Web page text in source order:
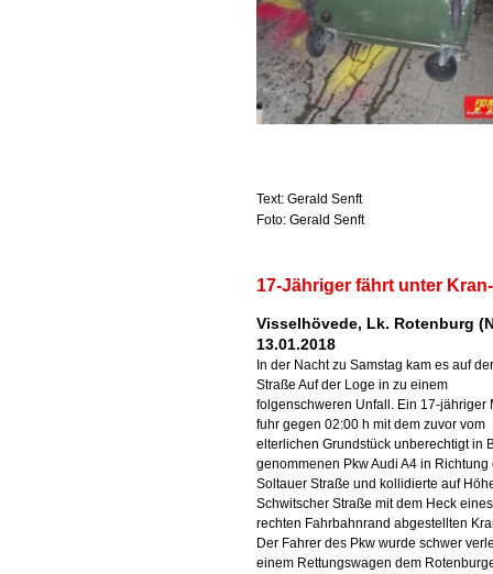
Text: Gerald Senft
Foto: Gerald Senft
17-Jähriger fährt unter
Visselhövede, Lk. Rotenburg
13.01.2018
In der Nacht zu Samstag kam es auf der
Straße Auf der Loge in zu einem
folgenschweren Unfall. Ein 17-jähriger
fuhr gegen 02:00 h mit dem zuvor vom
elterlichen Grundstück unberechtigt in
genommenen Pkw Audi A4 in Richtung
Soltauer Straße und kollidierte auf
Schwitscher Straße mit dem Heck
rechten Fahrbahnrand abgestellten
Der Fahrer des Pkw wurde schwer
einem Rettungswagen dem